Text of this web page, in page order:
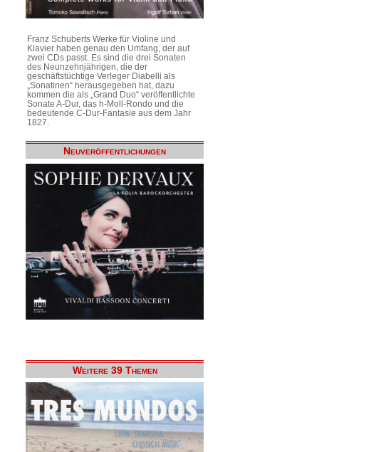
Franz Schuberts Werke für Violine und
Klavier haben genau den Umfang, der auf
zwei CDs passt. Es sind die drei Sonaten
des Neunzehnjährigen, die der
geschäftstüchtige Verleger Diabelli als
„Sonatinen“ herausgegeben hat, dazu
kommen die als „Grand Duo“ veröffentlichte
Sonate A-Dur, das h-Moll-Rondo und die
bedeutende C-Dur-Fantasie aus dem Jahr
1827.
Neuveröffentlichungen
Weitere 39 Themen